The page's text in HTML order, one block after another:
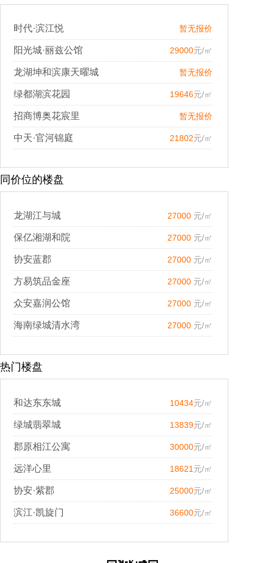
时代·滨江悦 暂无报价
阳光城·丽兹公馆 29000元/㎡
龙湖坤和滨康天曜城 暂无报价
绿都湖滨花园 19646元/㎡
招商博奥花宸里 暂无报价
中天·官河锦庭 21802元/㎡
同价位的楼盘
龙湖江与城 27000 元/㎡
保亿湘湖和院 27000 元/㎡
协安蓝郡 27000 元/㎡
方易筑品金座 27000 元/㎡
众安嘉润公馆 27000 元/㎡
海南绿城清水湾 27000 元/㎡
热门楼盘
和达东东城 10434元/㎡
绿城翡翠城 13839元/㎡
郡原相江公寓 30000元/㎡
远洋心里 18621 元/㎡
协安·紫郡 25000元/㎡
滨江·凯旋门 36600元/㎡